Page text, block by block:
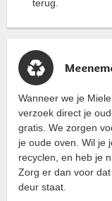
terug.
Wanneer we je
verzoek direct je
gratis. We zorgen
je oude oven. Wil je
recyclen, en heb je
Zorg er dan voor
deur staat.